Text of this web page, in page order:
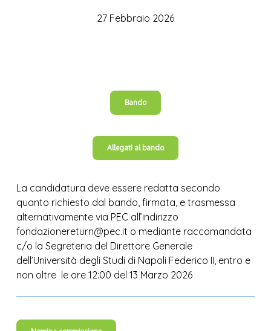
27 Febbraio 2026
Bando
Allegati al bando
La candidatura deve essere redatta secondo
quanto richiesto dal bando, firmata, e trasmessa
alternativamente via PEC all’indirizzo
fondazionereturn@pec.it o mediante raccomandata
c/o la Segreteria del Direttore Generale
dell’Università degli Studi di Napoli Federico II, entro e
non oltre le ore 12:00 del 13 Marzo 2026